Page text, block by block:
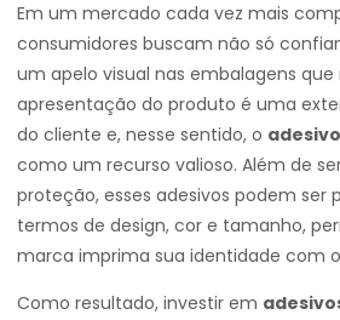
Em um mercado cada vez mais
consumidores buscam não só
um apelo visual nas embalagens que
apresentação do produto é uma
do cliente e, nesse sentido, o
como um recurso valioso. Além de
proteção, esses adesivos podem ser
termos de design, cor e tamanho,
marca imprima sua identidade com
Como resultado, investir em